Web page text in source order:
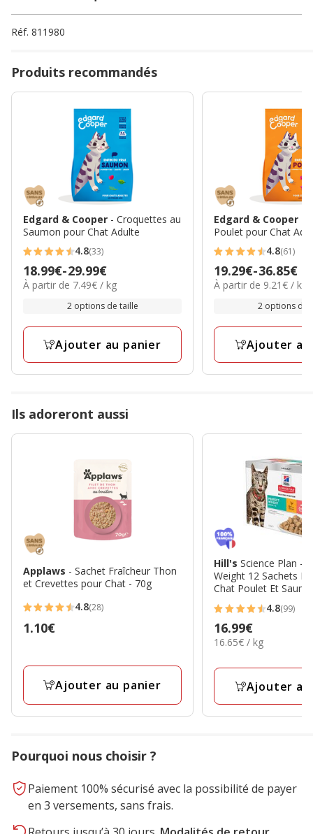
Réf. 811980
Produits recommandés
Edgard & Cooper - Croquettes au
Saumon pour Chat Adulte
4.8
étoiles
avec
avis
4.8(33)
Prix
de
29.99€
18.99€-29.99€
7.49€
À partir de 7.49€ / kg
2 options de taille
Ajouter au panier
Edgard & Cooper
Poulet pour Chat
4.8
étoiles
avec
avis
4.8(61)
Prix
de
36.85€
19.29€-36.85€
9.21€
À partir de 9.21€ / kg
2 options de
Ajouter
Ils adoreront aussi
Applaws - Sachet Fraîcheur Thon
et Crevettes pour Chat - 70g
4.8
étoiles
28
4.8(28)
Prix
1.10€
Ajouter au panier
Hill'sScience Plan -
Weight 12 Sachets
4.8
étoiles
avec
99
4.8(99)
Prix
16.99€
16.99€
16.65€
Kg
16.65€ / kg
Ajouter
Pourquoi nous choisir ?
Paiement 100% sécurisé avec la possibilité de payer
en 3 versements, sans frais.